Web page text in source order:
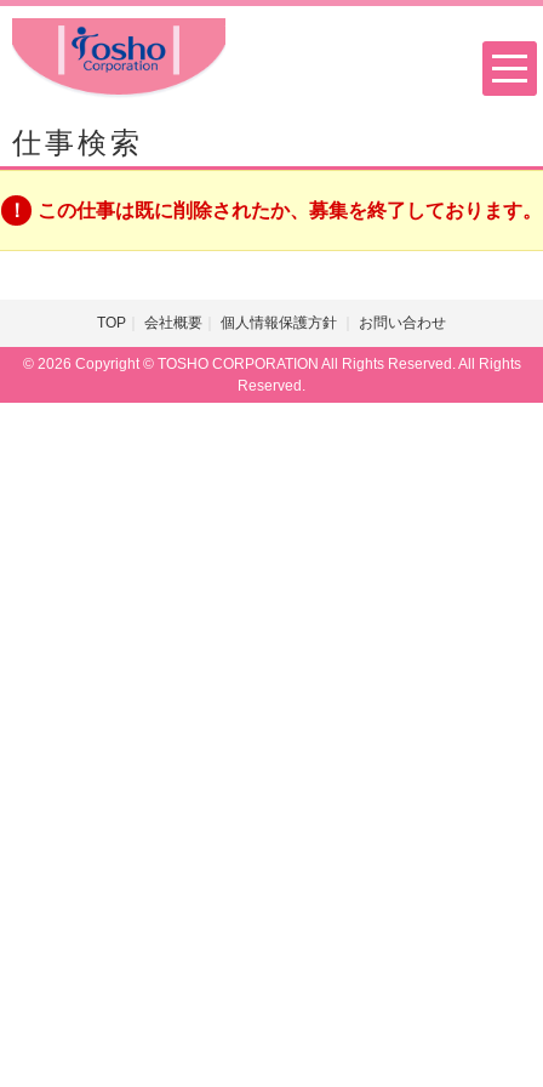
仕事検索
この仕事は既に削除されたか、募集を終了しております。
TOP 会社概要 個人情報保護方針 お問い合わせ
© 2026 Copyright © TOSHO CORPORATION All Rights Reserved. All Rights
Reserved.